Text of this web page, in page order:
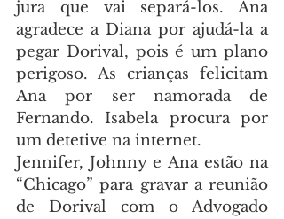
jura que vai separá-los. Ana
agradece a Diana por ajudá-la a
pegar Dorival, pois é um plano
perigoso. As crianças felicitam
Ana por ser namorada de
Fernando. Isabela procura por
um detetive na internet.
Jennifer, Johnny e Ana estão na
“Chicago” para gravar a reunião
de Dorival com o Advogado